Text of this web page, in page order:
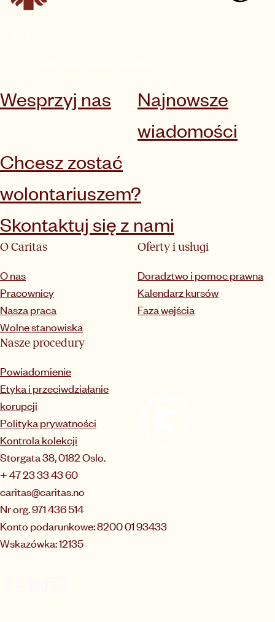
Wesprzyj nas
Najnowsze
wiadomości
Chcesz zostać
wolontariuszem?
Skontaktuj się z nami
O Caritas
O nas
Pracownicy
Nasza praca
Wolne stanowiska
Oferty i usługi
Doradztwo i pomoc prawna
Kalendarz kursów
Faza wejścia
Nasze procedury
Powiadomienie
Etyka i przeciwdziałanie
korupcji
Polityka prywatności
Kontrola kolekcji
Storgata 38, 0182 Oslo.
+ 47 23 33 43 60
caritas@caritas.no
Nr org. 971 436 514
Konto podarunkowe: 8200 01 93433
Wskazówka: 12135